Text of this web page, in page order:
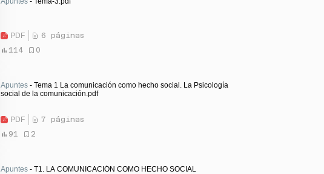
PDF
6 páginas
114
0
Apuntes - Tema 1 La comunicación como hecho social. La Psicología
social de la comunicación.pdf
PDF
7 páginas
91
2
Apuntes - T1. LA COMUNICACIÓN COMO HECHO SOCIAL